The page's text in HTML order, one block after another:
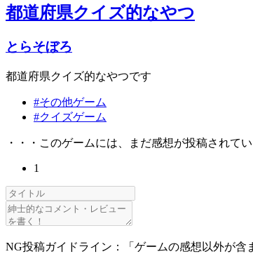
都道府県クイズ的なやつ
とらそぼろ
都道府県クイズ的なやつです
#その他ゲーム
#クイズゲーム
・・・このゲームには、まだ感想が投稿されて
1
NG投稿ガイドライン：「ゲームの感想以外が含